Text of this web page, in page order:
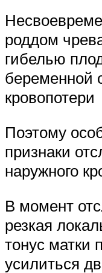
роддом
гибелью
беременной
кровопотери
Поэтому
признаки
наружного
В момент
резкая
тонус матки
усилиться